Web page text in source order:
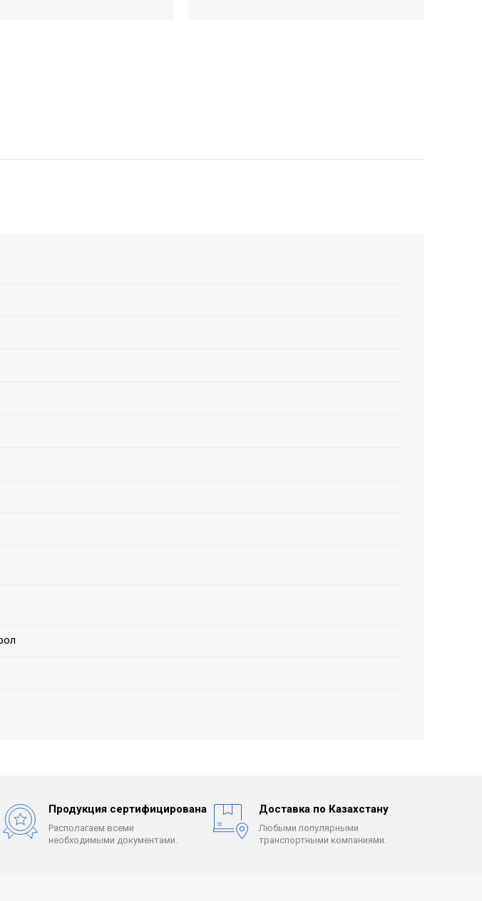
Продукция сертифицирована
Располагаем всеми
необходимыми документами.
Доставка по Казахстану
Любыми популярными
транспортными компаниями.